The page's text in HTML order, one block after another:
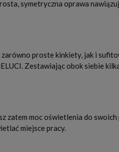
symetryczna oprawa
proste kinkiety, jak i
Zestawiając obok siebie
moc oświetlenia do
miejsce pracy.